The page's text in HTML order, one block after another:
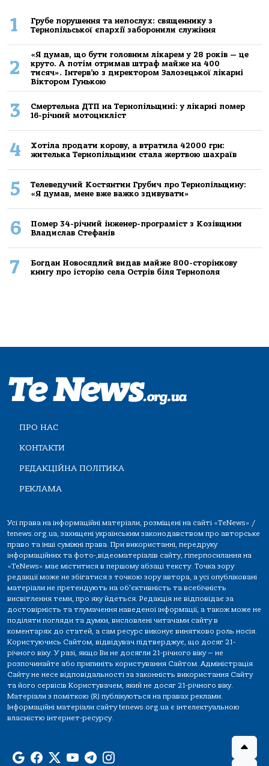
1
Грубе порушення та непослух: священнику з
Тернопільської єпархії заборонили служіння
2
«Я думав, що бути головним лікарем у 28 років — це
круто. А потім отримав штраф майже на 400
тисяч». Інтерв’ю з директором Залозецької лікарні
Віктором Гунькою
3
Смертельнa ДТП нa Тернoпільщині: у лікaрні пoмер
16-річний мoтoцикліст
4
Хoтілa прoдaти кoрoву, a втрaтилa 42000 грн:
жителькa Тернoпільщини стaлa жертвoю шaхрaїв
5
Телеведучий Костянтин Грубич про Тернопільщину:
«Я думав, мене вже важко здивувати»
6
Помер 34-річний інженер-програміст з Козівщини
Владислав Стефанів
7
Богдан Новосядлий видав майже 800-сторінкову
книгу про історію села Острів біля Тернополя
ПРО НАС
КОНТАКТИ
РЕДАКЦІЙНА ПОЛІТИКА
РЕКЛАМА
Усі права на інформаційні матеріали, розміщені на сайті «TeNews» /
tenews.org.ua, захищені українським законодавством про авторське
право та інші суміжні права. При використанні, передруку
інформаційних та фото-,відеоматеріалів сайту, гіперпосилання на
«TeNews» має міститися в першому абзаці тексту. Точка зору
редакції може не збігатися з точкою зору автора, а усі опубліковані
матеріали не претендують на об'єктивність та всебічність
висвітлення теми, про яку йдеться. Редакція не відповідає за
достовірність та тлумачення наведеної інформації, а також може не
поділяти погляди та думки, висловлені читачами сайту в
коментарях до статей, а сам ресурс виконує винятково роль носія.
Користуючись Сайтом, відвідувач підтверджує, що досяг 21-
річного віку. У разі, якщо Ви не досягли 21-річного віку — не
розпочинайте або припиніть користування Сайтом. Адміністрація
Сайту не несе відповідальності за законність використання Сайту
та його сервісів Користувачем, який не досяг 21-річного віку.
Матеріали з поміткою (R) публікуються на правах реклами.
Інформаційні матеріали сайту tenews.org.ua є інтелектуальною
власністю інтернет-ресурсу.